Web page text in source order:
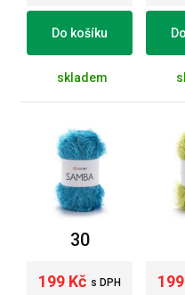
Do košíku
skladem
30
199 Kč s DPH